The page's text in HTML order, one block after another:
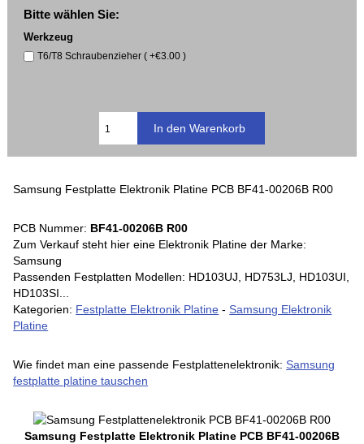
Bitte wählen Sie:
Werkzeug
T6/T8 Schraubenzieher ( +€3.00 )
Samsung Festplatte Elektronik Platine PCB BF41-00206B R00
PCB Nummer: BF41-00206B R00
Zum Verkauf steht hier eine Elektronik Platine der Marke:
Samsung
Passenden Festplatten Modellen: HD103UJ, HD753LJ, HD103UI,
HD103SI...
Kategorien: Festplatte Elektronik Platine -Samsung Elektronik
Platine
Wie findet man eine passende Festplattenelektronik:Samsung
festplatte platine tauschen
Samsung Festplatte Elektronik Platine PCB BF41-00206B